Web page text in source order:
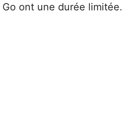
ont une durée limitée.